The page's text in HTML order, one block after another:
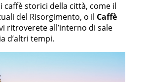
caffè storici della città, come il
del Risorgimento, o il Caffè
ritroverete all’interno di sale
d’altri tempi.